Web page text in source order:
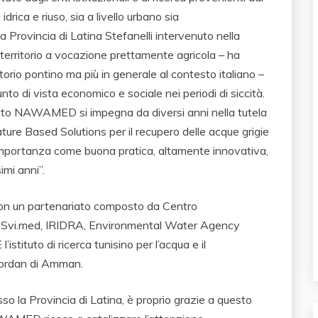
e riuso, sia a livello urbano sia
Provincia di Latina Stefanelli intervenuto nella
a vocazione prettamente agricola – ha
pontino ma più in generale al contesto italiano –
di vista economico e sociale nei periodi di siccità.
NAWAMED si impegna da diversi anni nella tutela
Based Solutions per il recupero delle acque grigie
come buona pratica, altamente innovativa,
anni”.
un partenariato composto da Centro
IRIDRA, Environmental Water Agency
di ricerca tunisino per l’acqua e il
di Amman.
la Provincia di Latina, è proprio grazie a questo